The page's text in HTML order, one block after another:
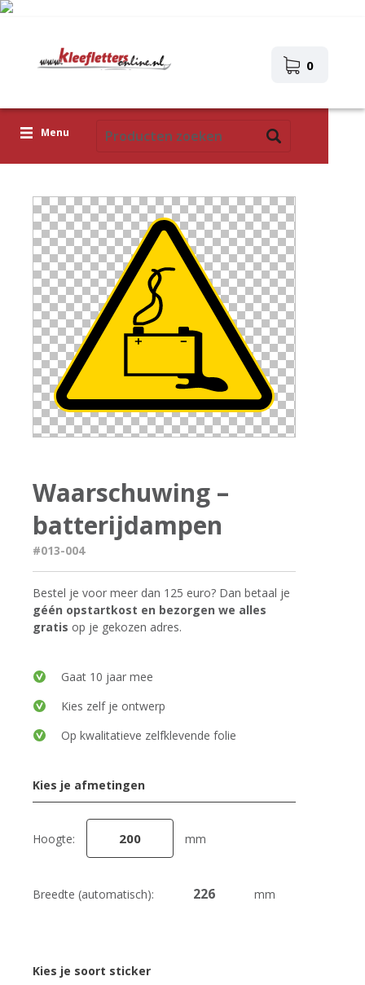
0
Menu
Pictogrammen
Zelfklevende afbeeldingen
Upload je eigen ontwerp
Corona Covid-19
Waarschuwing –
batterijdampen
#013-004
Bestel je voor meer dan 125 euro? Dan betaal je
géén opstartkost en bezorgen we alles
gratis op je gekozen adres.
Gaat 10 jaar mee
Kies zelf je ontwerp
Op kwalitatieve zelfklevende folie
Kies je afmetingen
Hoogte: mm
Breedte (automatisch): mm
Kies je soort sticker